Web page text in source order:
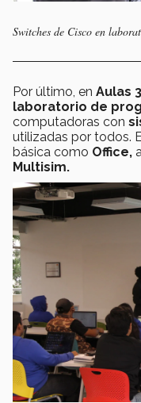
Switches de Cisco en
Por último, en Aulas 3
laboratorio de
computadoras con
utilizadas por todos.
básica como Office,
Multisim.